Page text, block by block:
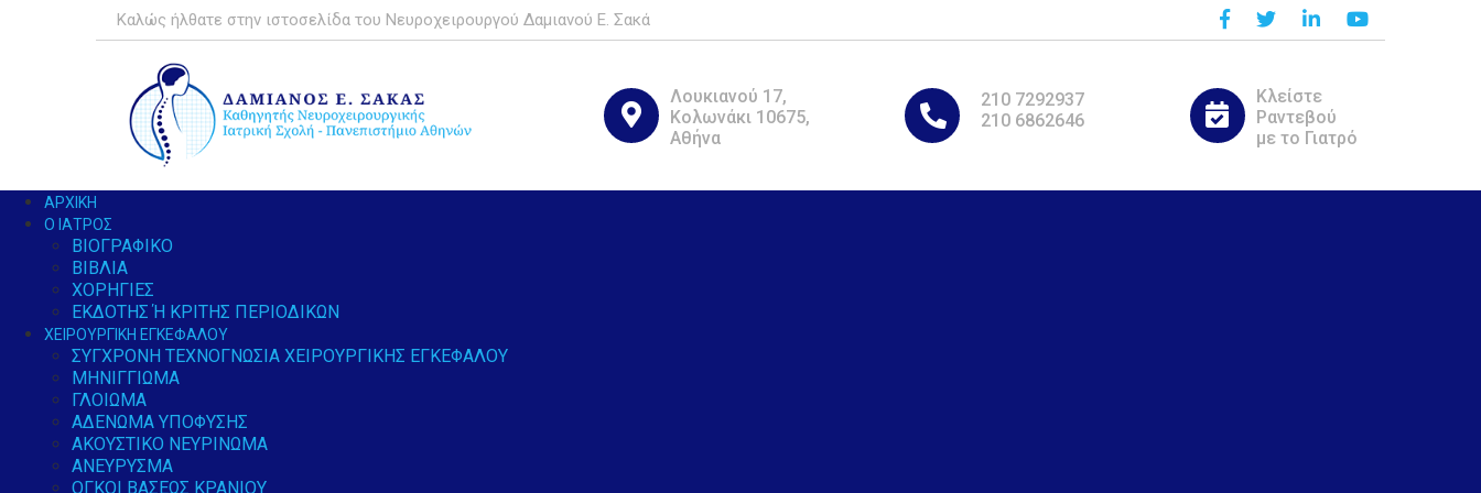
Καλώς ήλθατε στην ιστοσελίδα του Νευροχειρουργού Δαμιανού Ε. Σακά
Λουκιανού 17,
Κολωνάκι 10675,
Αθήνα
210 7292937
210 6862646
Κλείστε
Ραντεβού
με το Γιατρό
ΑΡΧΙΚΉ
Ο ΙΑΤΡΌΣ
ΒΙΟΓΡΑΦΙΚΌ
ΒΙΒΛΊΑ
ΧΟΡΗΓΊΕΣ
ΕΚΔΌΤΗΣ Ή ΚΡΙΤΉΣ ΠΕΡΙΟΔΙΚΏΝ
ΧΕΙΡΟΥΡΓΙΚΉ ΕΓΚΕΦΆΛΟΥ
ΣΎΓΧΡΟΝΗ ΤΕΧΝΟΓΝΩΣΊΑ ΧΕΙΡΟΥΡΓΙΚΉΣ ΕΓΚΕΦΆΛΟΥ
ΜΗΝΙΓΓΊΩΜΑ
ΓΛΟΊΩΜΑ
ΑΔΈΝΩΜΑ ΥΠΌΦΥΣΗΣ
ΑΚΟΥΣΤΙΚΌ ΝΕΥΡΊΝΩΜΑ
ΑΝΕΎΡΥΣΜΑ
ΌΓΚΟΙ ΒΆΣΕΩΣ ΚΡΑΝΊΟΥ